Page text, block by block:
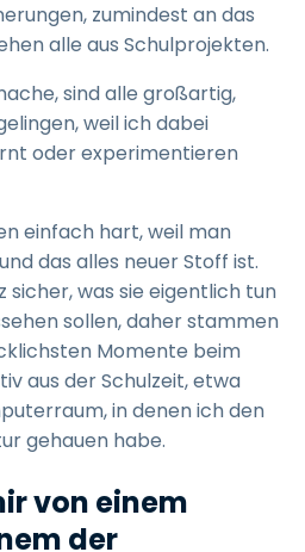
zumindest an das
alle aus Schulprojekten.
sind alle großartig,
weil ich dabei
oder experimentieren
einfach hart, weil man
das alles neuer Stoff ist.
sicher, was sie eigentlich tun
sollen, daher stammen
Momente beim
aus der Schulzeit, etwa
in denen ich den
gehauen habe.
von einem
der